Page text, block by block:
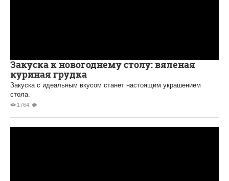
Закуска к новогоднему столу: вяленая
куриная грудка
Закуска с идеальным вкусом станет настоящим украшением
стола.
1764